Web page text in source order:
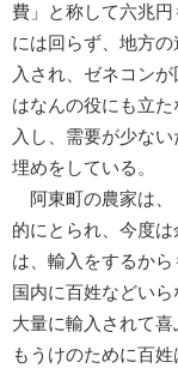
費」と称して六兆
には回らず、地方
入され、ゼネコン
はなんの役にも立
入し、需要が少な
埋めをしている。
阿東町の農家は、
的にとられ、今度
は、輸入をするか
国内に百姓などい
大量に輸入されて
もうけのために百